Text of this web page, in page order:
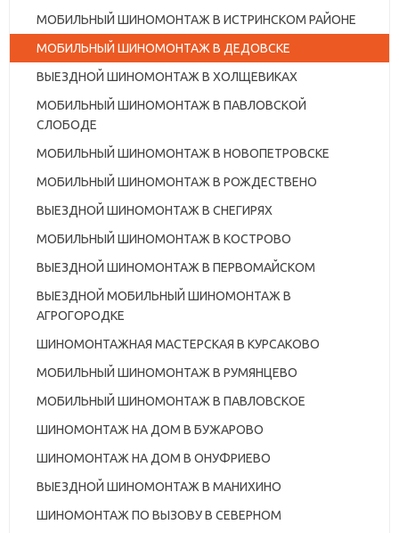
МОБИЛЬНЫЙ ШИНОМОНТАЖ В ИСТРИНСКОМ РАЙОНЕ
МОБИЛЬНЫЙ ШИНОМОНТАЖ В ДЕДОВСКЕ
ВЫЕЗДНОЙ ШИНОМОНТАЖ В ХОЛЩЕВИКАХ
МОБИЛЬНЫЙ ШИНОМОНТАЖ В ПАВЛОВСКОЙ
СЛОБОДЕ
МОБИЛЬНЫЙ ШИНОМОНТАЖ В НОВОПЕТРОВСКЕ
МОБИЛЬНЫЙ ШИНОМОНТАЖ В РОЖДЕСТВЕНО
ВЫЕЗДНОЙ ШИНОМОНТАЖ В СНЕГИРЯХ
МОБИЛЬНЫЙ ШИНОМОНТАЖ В КОСТРОВО
ВЫЕЗДНОЙ ШИНОМОНТАЖ В ПЕРВОМАЙСКОМ
ВЫЕЗДНОЙ МОБИЛЬНЫЙ ШИНОМОНТАЖ В
АГРОГОРОДКЕ
ШИНОМОНТАЖНАЯ МАСТЕРСКАЯ В КУРСАКОВО
МОБИЛЬНЫЙ ШИНОМОНТАЖ В РУМЯНЦЕВО
МОБИЛЬНЫЙ ШИНОМОНТАЖ В ПАВЛОВСКОЕ
ШИНОМОНТАЖ НА ДОМ В БУЖАРОВО
ШИНОМОНТАЖ НА ДОМ В ОНУФРИЕВО
ВЫЕЗДНОЙ ШИНОМОНТАЖ В МАНИХИНО
ШИНОМОНТАЖ ПО ВЫЗОВУ В СЕВЕРНОМ